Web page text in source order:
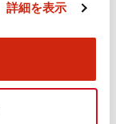
詳細を表示